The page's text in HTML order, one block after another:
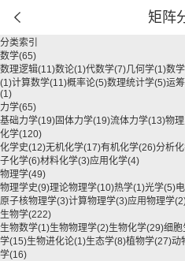
矩阵
分类索引
数学(65)
数理逻辑(11)数论(1)代数学(7)几何学(1)数
(1)计算数学(11)概率论(5)数理统计学(5)运
(1)
力学(65)
基础力学(19)固体力学(19)流体力学(13)物
化学(120)
化学史(12)无机化学(17)有机化学(26)分析
子化学(6)材料化学(3)应用化学(4)
物理学(49)
物理学史(9)理论物理学(10)热学(1)光学(5)
原子核物理学(3)计算物理学(3)应用物理学
生物学(222)
生物数学(1)生物物理学(2)生物化学(29)细胞
学(15)生物进化论(1)生态学(8)植物学(27)动
学(16)